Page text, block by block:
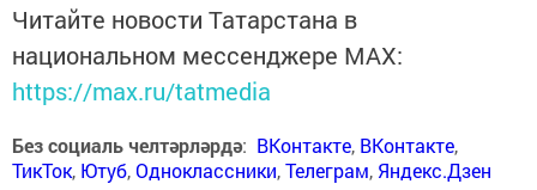
Читайте новости Татарстана в
национальном мессенджере MАХ:
https://max.ru/tatmedia
Без социаль челтәрләрдә: ВКонтакте, ВКонтакте,
ТикТок, Ютуб,Одноклассники,Телеграм, Яндекс.Дзен